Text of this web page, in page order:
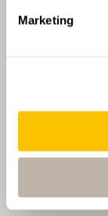
Marketing